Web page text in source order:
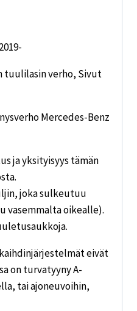
tuulilasin verho, Sivut
Mercedes-Benz
ja yksityisyys tämän
joka sulkeutuu
vasemmalta oikealle).
eivät
on turvatyyny A-
tai ajoneuvoihin,